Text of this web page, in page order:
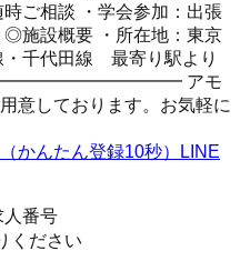
ご相談 ・学会参加：出張
◎施設概要 ・所在地：東京
・千代田線 最寄り駅より
アモ
意しております。お気軽に
かんたん登録10秒）
LINE
人番号
ください